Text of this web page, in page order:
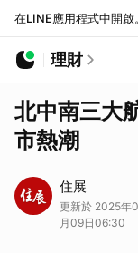
在LINE應用程式中開啟。
理財
北中南三大
市熱潮
住展
更新於 2025年
月09日06:30